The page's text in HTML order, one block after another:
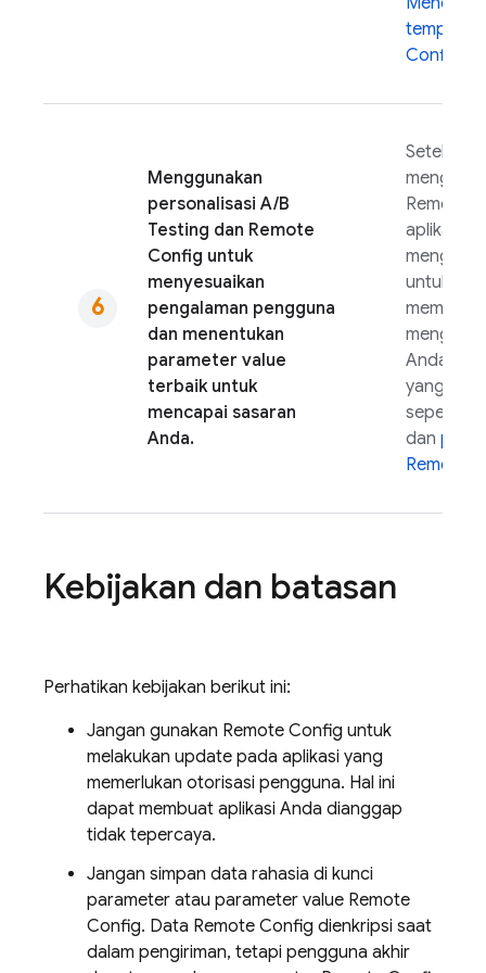
template
Config
Menggunakan
personalisasi A/B
Testing dan Remote
Config untuk
menyesuaikan
pengalaman pengguna
dan menentukan
parameter value
terbaik untuk
mencapai sasaran
Anda.
Setelah
Remote
aplikasi,
untuk
Anda
yang
seperti
dan
Remote
Kebijakan dan batasan
Perhatikan kebijakan berikut ini:
Jangan gunakan Remote Config untuk
melakukan update pada aplikasi yang
memerlukan otorisasi pengguna. Hal ini
dapat membuat aplikasi Anda dianggap
tidak tepercaya.
Jangan simpan data rahasia di kunci
parameter atau parameter value Remote
Config. Data Remote Config dienkripsi saat
dalam pengiriman, tetapi pengguna akhir